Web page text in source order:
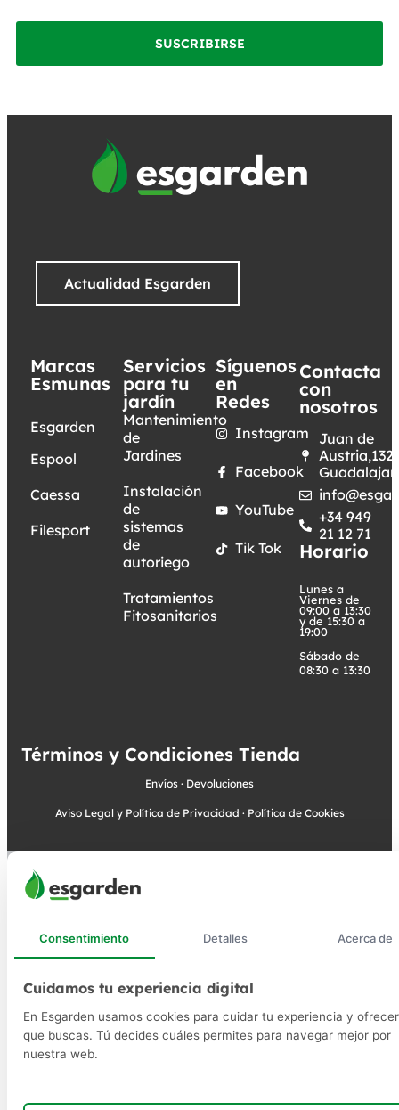
SUSCRIBIRSE
Actualidad Esgarden
Marcas
Esmunas
Esgarden
Espool
Caessa
Filesport
Servicios
para tu
jardín
Mantenimiento
de
Jardines
Instalación
de
sistemas
de
autoriego
Tratamientos
Fitosanitarios
Síguenos
en
Redes
Instagram
Facebook
YouTube
Tik Tok
Contacta
con
nosotros
Juan de
Austria,132.
+34 949
21 12 71
Horario
Lunes a
Viernes de
09:00 a 13:30
y de 15:30 a
19:00
Sábado de
08:30 a 13:30
Términos y Condiciones Tienda
Envíos · Devoluciones
Aviso Legal y Política de Privacidad · Política de Cookies
Consentimiento Detalles Acerca de
Cuidamos tu experiencia digital
En Esgarden usamos cookies para cuidar tu experiencia y
que buscas. Tú decides cuáles permites para navegar mejor por
nuestra web.